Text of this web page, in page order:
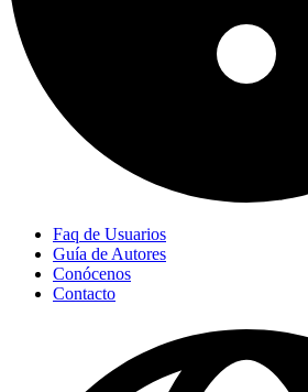
Faq de Usuarios
Guía de Autores
Conócenos
Contacto